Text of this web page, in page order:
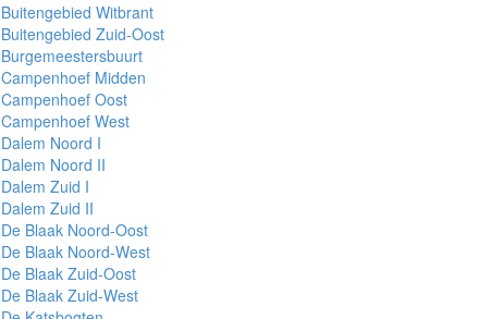
Buitengebied Witbrant
Buitengebied Zuid-Oost
Burgemeestersbuurt
Campenhoef Midden
Campenhoef Oost
Campenhoef West
Dalem Noord I
Dalem Noord II
Dalem Zuid I
Dalem Zuid II
De Blaak Noord-Oost
De Blaak Noord-West
De Blaak Zuid-Oost
De Blaak Zuid-West